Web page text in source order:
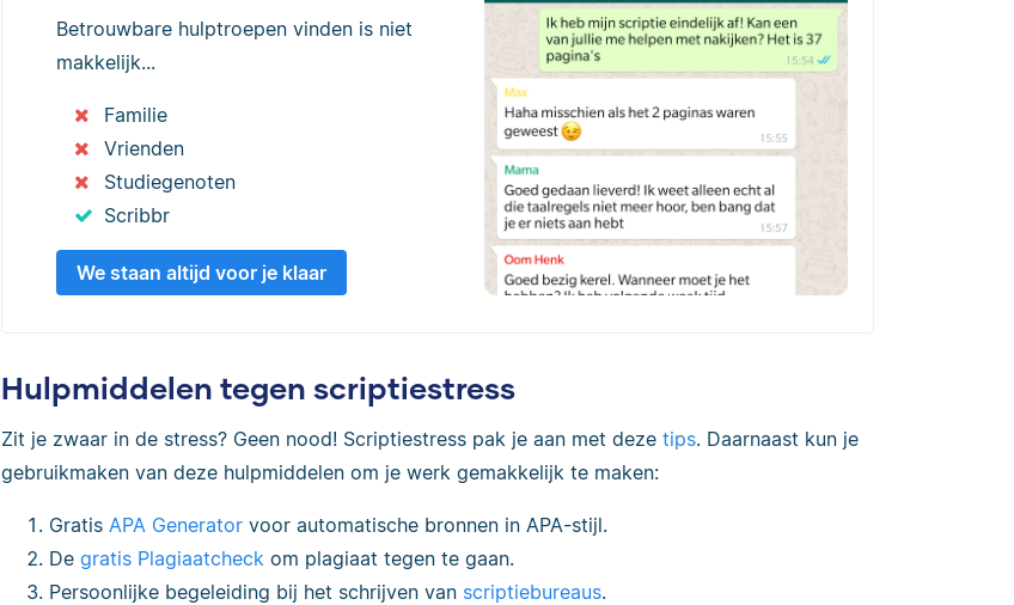
Betrouwbare hulptroepen vinden is niet
makkelijk...
Familie
Vrienden
Studiegenoten
Scribbr
We staan altijd voor je klaar
Hulpmiddelen tegen scriptiestress
Zit je zwaar in de stress? Geen nood! Scriptiestress pak je aan met deze tips. Daarnaast kun je
gebruikmaken van deze hulpmiddelen om je werk gemakkelijk te maken:
Gratis APA Generator voor automatische bronnen in APA-stijl.
De gratis Plagiaatcheck om plagiaat tegen te gaan.
Persoonlijke begeleiding bij het schrijven van scriptiebureaus.